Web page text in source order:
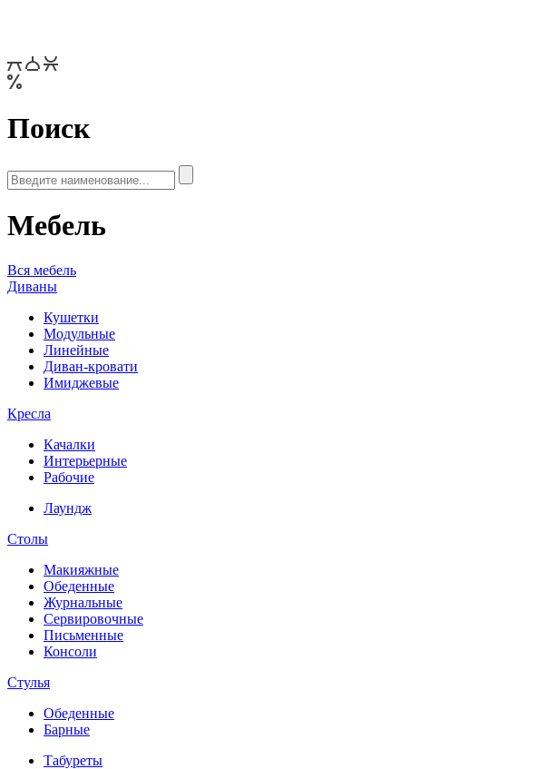
Поиск
Мебель
Вся мебель
Диваны
Кушетки
Модульные
Линейные
Диван-кровати
Имиджевые
Кресла
Качалки
Интерьерные
Рабочие
Лаундж
Столы
Макияжные
Обеденные
Журнальные
Сервировочные
Письменные
Консоли
Стулья
Обеденные
Барные
Табуреты